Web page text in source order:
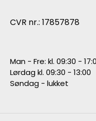
CVR nr.: 17857878
Man - Fre: kl. 09:30 -
Lørdag kl. 09:30 - 13:00
Søndag - lukket